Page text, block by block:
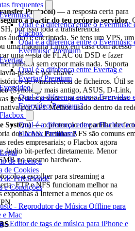
frequentes
Qual é a diferença entre o Evermusic
Flacbox
Qual é a diferença entre o Evermusic
Evermusic Premium
Qual é a diferença entre Evertag e
Evertag Premium
Qual é a diferença entre o Evervideo
Evervideo Premium?
Qual é a diferença entre o Flacbox e o
Flacbox Premium?
de Licença
de Cookies
de Privacidade
e Condições
- Reprodutor de Música Offline para
e Mac
- Editor de tags de música para iPhone e
Protocol) — a resposta certa para
a partir do teu próprio servidor.
por isso toda a transferência
áudio) é encriptada. Se tens um VPS, um
uma máquina Linux em casa com acesso
uma pasta de FLAC ou DSD e fazer
pública sem expor mais nada. Suporta
passe e por chave.
de transferência de ficheiros. Útil se
(Synology mais antigo, ASUS, D-Link,
genéricas) expõe um servidor FTP mas
por API. Melhor usado dentro da
System)— o protocolo de partilha de
dos NAS. Partilhas NFS são comuns
redes empresariais; o Flacbox agora
áudio bit-perfect diretamente. Menor
no mesmo hardware.
a escolher para streaming a
FTP e NFS funcionam melhor na
à Internet a menos que os